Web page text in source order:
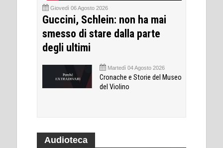
Giovedì 06 Agosto 2026
Guccini, Schlein: non ha mai
smesso di stare dalla parte
degli ultimi
Martedì 04 Agosto 2026
Cronache e Storie del Museo
del Violino
Audioteca